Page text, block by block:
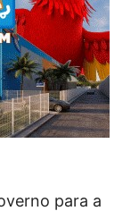
para a